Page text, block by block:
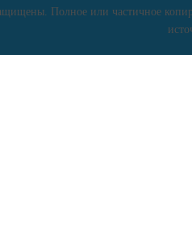
Полное или частичное